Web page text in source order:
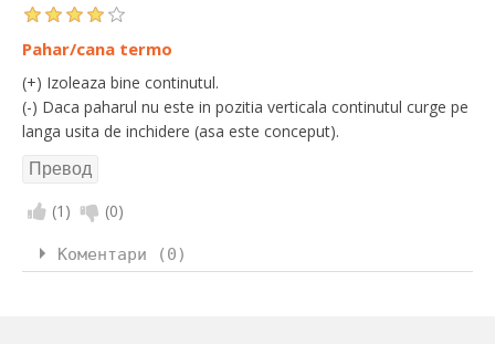
Pahar/cana termo
(+) Izoleaza bine continutul.
(-) Daca paharul nu este in pozitia verticala continutul curge pe
langa usita de inchidere (asa este conceput).
(1 ) (0)
Коментари (0)